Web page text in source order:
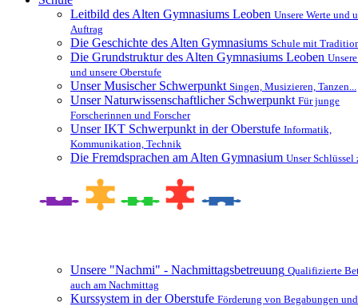
Leitbild des Alten Gymnasiums Leoben Unsere Werte und
Auftrag
Die Geschichte des Alten Gymnasiums Schule mit
Die Grundstruktur des Alten Gymnasiums Leoben
und unsere Oberstufe
Unser Musischer Schwerpunkt Singen, Musizieren, Tanzen...
Unser Naturwissenschaftlicher Schwerpunkt Für junge
Forscherinnen und Forscher
Unser IKT Schwerpunkt in der Oberstufe Informatik,
Kommunikation, Technik
Die Fremdsprachen am Alten Gymnasium Unser Schlüssel
Unsere "Nachmi" - Nachmittagsbetreuung Qualifizierte
auch am Nachmittag
Kurssystem in der Oberstufe Förderung von Begabungen und